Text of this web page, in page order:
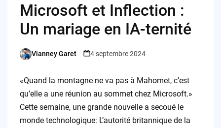
Microsoft et Inflection :
Un mariage en IA-ternité
Posted
Vianney Garet 4 septembre 2024
«Quand la montagne ne va pas à Mahomet, c’est
qu’elle a une réunion au sommet chez Microsoft.»
Cette semaine, une grande nouvelle a secoué le
monde technologique: L’autorité britannique de la